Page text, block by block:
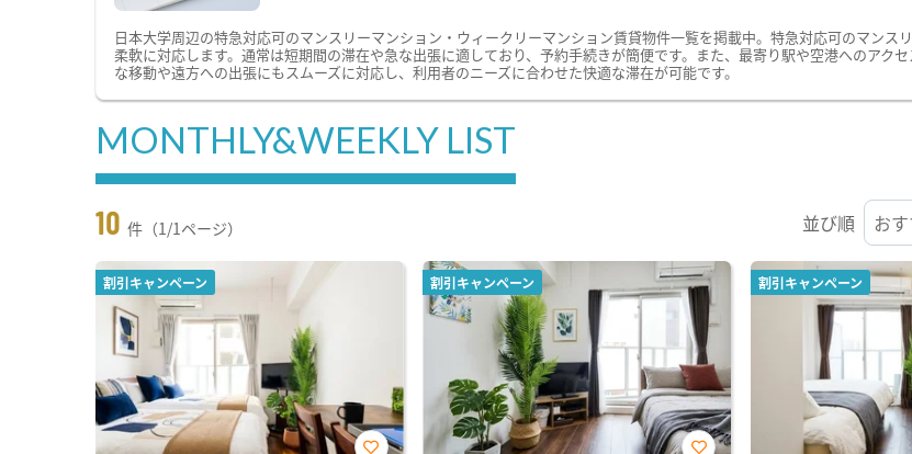
日本大学周辺の特急対応可のマンスリーマンション・ウィークリーマンション賃貸物件一覧を掲載中。特急対応可のマン
柔軟に対応します。通常は短期間の滞在や急な出張に適しており、予約手続きが簡便です。また、最寄り駅や空港へのアク
な移動や遠方への出張にもスムーズに対応し、利用者のニーズに合わせた快適な滞在が可能です。
MONTHLY&WEEKLY LIST
10 件（1/1ページ） 並び順
割引キャンペーン 割引キャンペーン 割引キャンペーン